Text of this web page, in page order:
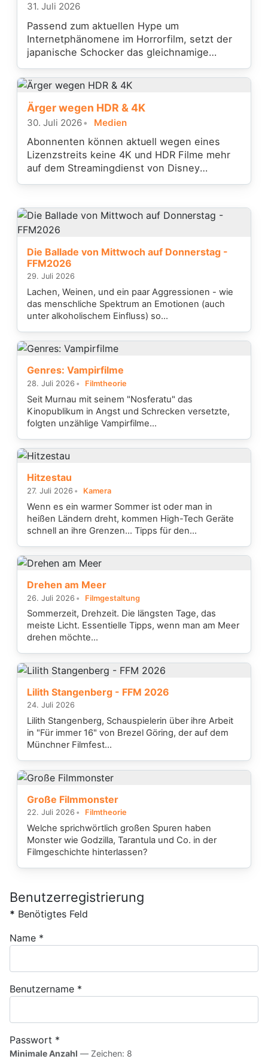
31. Juli 2026
Passend zum aktuellen Hype um
Internetphänomene im Horrorfilm, setzt der
japanische Schocker das gleichnamige
Ärger wegen HDR & 4K
30. Juli 2026 Medien
Abonnenten können aktuell wegen eines
Lizenzstreits keine 4K und HDR Filme mehr
auf dem Streamingdienst von Disney
Die Ballade von Mittwoch auf Donnerstag -
FFM2026
29. Juli 2026
Lachen, Weinen, und ein paar Aggressionen - wie
das menschliche Spektrum an Emotionen (auch
unter alkoholischem Einfluss) so...
Genres: Vampirfilme
28. Juli 2026 Filmtheorie
Seit Murnau mit seinem "Nosferatu" das
Kinopublikum in Angst und Schrecken versetzte,
folgten unzählige Vampirfilme...
Hitzestau
27. Juli 2026 Kamera
Wenn es ein warmer Sommer ist oder man in
heißen Ländern dreht, kommen High-Tech Geräte
schnell an ihre Grenzen... Tipps für den...
Drehen am Meer
26. Juli 2026 Filmgestaltung
Sommerzeit, Drehzeit. Die längsten Tage, das
meiste Licht. Essentielle Tipps, wenn man am Meer
drehen möchte...
Lilith Stangenberg - FFM 2026
24. Juli 2026
Lilith Stangenberg, Schauspielerin über ihre Arbeit
in "Für immer 16" von Brezel Göring, der auf dem
Münchner Filmfest...
Große Filmmonster
22. Juli 2026 Filmtheorie
Welche sprichwörtlich großen Spuren haben
Monster wie Godzilla, Tarantula und Co. in der
Filmgeschichte hinterlassen?
Benutzerregistrierung
* Benötigtes Feld
Name *
Benutzername *
Passwort *
Minimale Anzahl — Zeichen: 8